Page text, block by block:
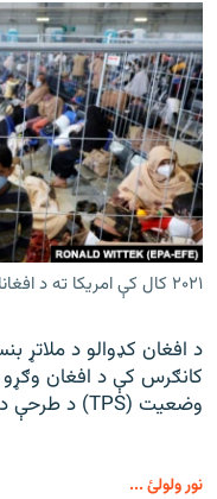
۲۰۲۱ کال کې امریکا ته د افغانانو د انتقال د بهیر یو انځور، ارشیف
د افغان کډوالو د ملاتړ
کانګرس کې د افغان وګړو
وضعیت (TPS) د طرحې د وړاندې کېدو هرکلی کړی دی.
نور ولولئ ...